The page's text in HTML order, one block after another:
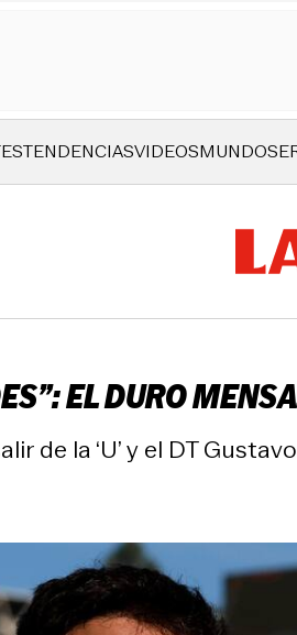
TENDENCIASVIDEOSMUNDO
EL DURO
de la ‘U’ y el DT